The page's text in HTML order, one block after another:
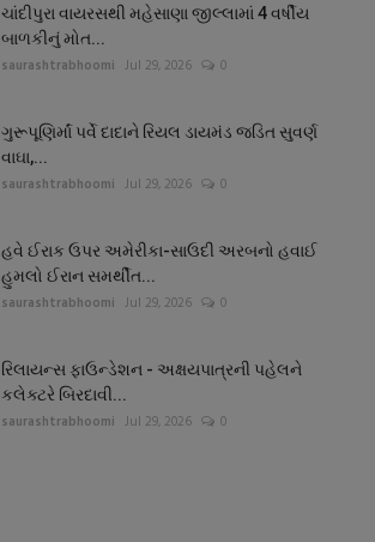
ચાંદીપુરા વાયરસથી મહેસાણા જીલ્લામાં 4 વર્ષીય
બાળકીનું મોત...
saurashtrabhoomi Jul 29, 2026 0
ગુરૂપૂણિર્માં પર્વે દાદાને રિયલ ડાયમંડ જડિત સુવર્ણ
વાઘા,...
saurashtrabhoomi Jul 29, 2026 0
હવે ઈરાક ઉપર અમેરીકા-સાઉદી અરબનો હવાઈ
હુમલો ઈરાન સમર્થીત...
saurashtrabhoomi Jul 29, 2026 0
રિલાયન્સ ફાઉન્ડેશન - અક્ષયપાત્રની પહેલને
કલેક્ટરે બિરદાવી...
saurashtrabhoomi Jul 29, 2026 0